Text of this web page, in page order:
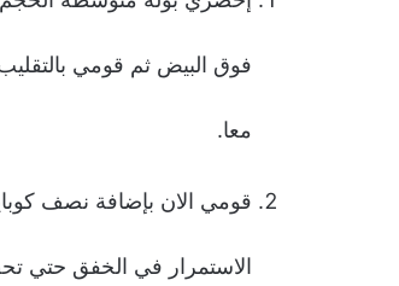
فوق البيض ثم قومي
معا.
قومي الان بإضافة نصف
الاستمرار في الخفق حتي